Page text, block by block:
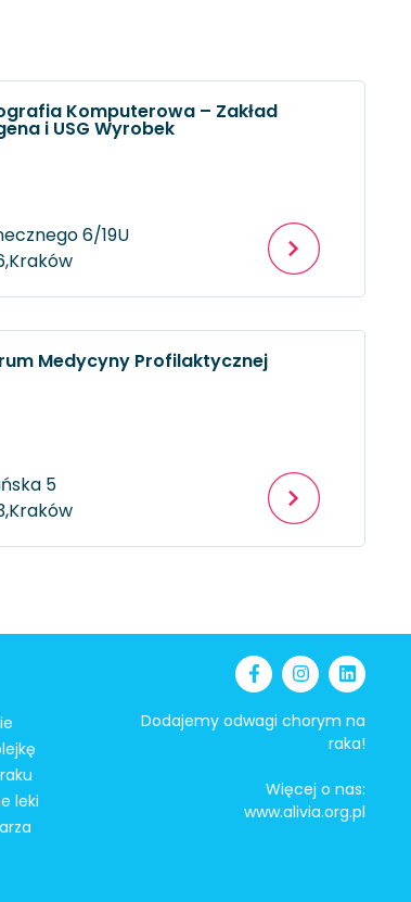
Komputerowa – Zakład
i USG Wyrobek
6/19U
Kraków
Medycyny Profilaktycznej
5
Kraków
leki
Dodajemy odwagi chorym na
raka!
Więcej o nas:
www.alivia.org.pl